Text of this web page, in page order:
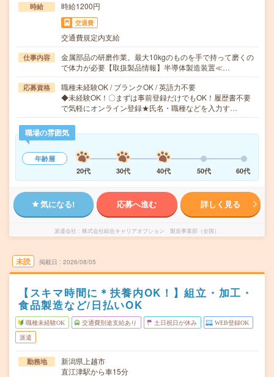
時給 時給1200円
交通費
交通費規定内支給
仕事内容
金属部品の研磨作業。最大10kgのものを手で持って磨くの
で体力が必要【取扱製品情報】半導体製造装置≪…
応募資格
職種未経験OK / ブランクOK / 英語力不要
◆未経験OK！〇まずは事前登録だけでもOK！履歴書不要
で気軽にオンライン登録★氏名・職種などを入力す…
職場の雰囲気
年齢層
20代
30代 40代 50代 60代
気になる! 応募へ進む 詳しく見る
派遣会社 株式会社綜合キャリアオプション 製造事業部（全国）
未読 掲載日 2026/08/05
【スキマ時間に＊扶養内OK！】組立・加工・
食品製造など/日払いOK
職種未経験OK 交通費別途支給あり 土日祝日が休み WEB登録OK
派遣
勤務地
新潟県上越市
直江津駅から車15分